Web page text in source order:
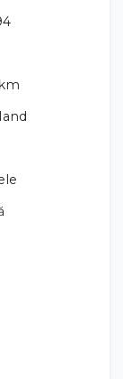
km